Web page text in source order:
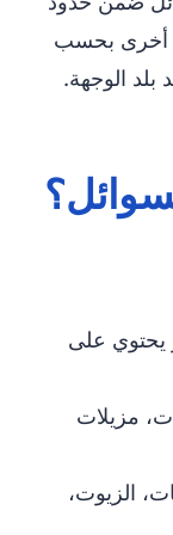
أخرى بحسب
الوجهة.
يحتوي على
مزيلات
الزيوت،